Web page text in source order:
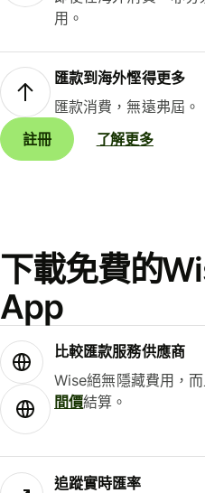
用。
匯款到海外慳得更多
匯款消費，無遠弗屆。
註冊
了解更多
下載免費的
App
比較匯款服務供應商
Wise絕無隱藏費用，
間價結算。
追蹤實時匯率